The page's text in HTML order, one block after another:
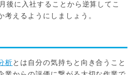
後に入社することから逆算してこ
考えるようにしましょう。
析 とは自分の気持ちと向き合うこと